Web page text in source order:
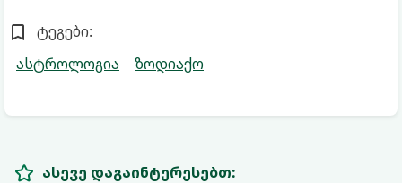
ტეგები:
ასტროლოგია
ზოდიაქო
ასევე დაგაინტერესებთ: